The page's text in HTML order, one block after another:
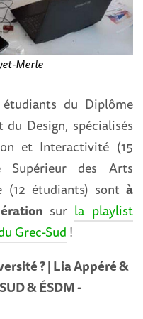
Merle
du Diplôme
Design, spécialisés
et Interactivité (15
des Arts
(12 étudiants) sont à
sur la playlist
Grec-Sud !
? | Lia Appéré &
& ÉSDM -